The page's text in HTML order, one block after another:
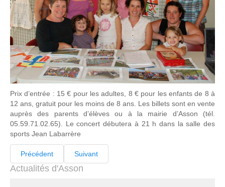
Prix d’entrée : 15 € pour les adultes, 8 € pour les enfants de 8 à
12 ans, gratuit pour les moins de 8 ans. Les billets sont en vente
auprès des parents d’élèves ou à la mairie d’Asson (tél.
05.59.71.02.65). Le concert débutera à 21 h dans la salle des
sports Jean Labarrère
Précédent Suivant
Actualités d'Asson